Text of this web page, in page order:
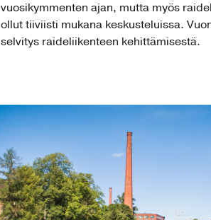
vuosikymmenten ajan, mutta myös
ollut tiiviisti mukana keskusteluissa.
selvitys raideliikenteen kehittämisestä.